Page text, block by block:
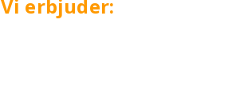
Vi erbjuder: